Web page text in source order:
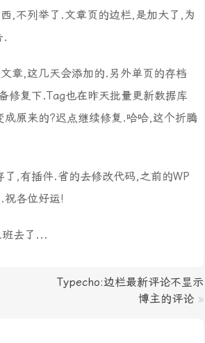
,不列举了.文章页的边栏,是加大了,为
.
章,这几天会添加的.另外单页的存档
修复下.Tag也在昨天批量更新数据库
成原来的?迟点继续修复.哈哈,这个折腾
了,有插件.省的去修改代码,之前的WP
祝各位好运!
去了...
Typecho:边栏最新评论不显示
博主的评论 »